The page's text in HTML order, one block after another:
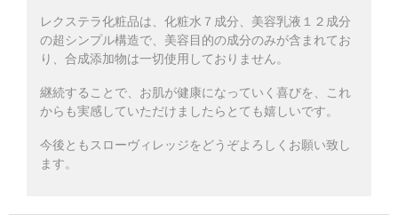
レクステラ化粧品は、化粧水７成分、美容乳液１２成分
の超シンプル構造で、美容目的の成分のみが含まれてお
り、合成添加物は一切使用しておりません。
継続することで、お肌が健康になっていく喜びを、これ
からも実感していただけましたらとても嬉しいです。
今後ともスローヴィレッジをどうぞよろしくお願い致し
ます。